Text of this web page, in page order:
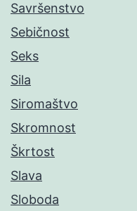
Savršenstvo
Sebičnost
Seks
Sila
Siromaštvo
Skromnost
Škrtost
Slava
Sloboda